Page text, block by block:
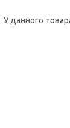
У данного